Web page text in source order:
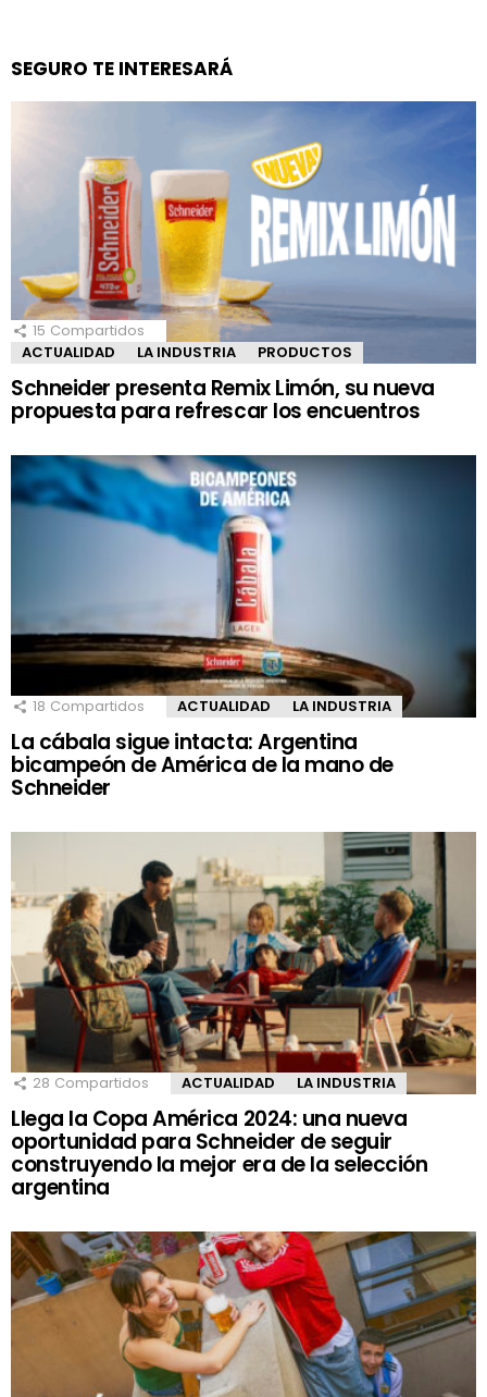
SEGURO TE INTERESARÁ
15 Compartidos
ACTUALIDAD
LA INDUSTRIA PRODUCTOS
Schneider presenta Remix Limón, su nueva
propuesta para refrescar los encuentros
18 Compartidos ACTUALIDAD LA INDUSTRIA
La cábala sigue intacta: Argentina
bicampeón de América de la mano de
Schneider
28 Compartidos ACTUALIDAD LA INDUSTRIA
Llega la Copa América 2024: una nueva
oportunidad para Schneider de seguir
construyendo la mejor era de la selección
argentina